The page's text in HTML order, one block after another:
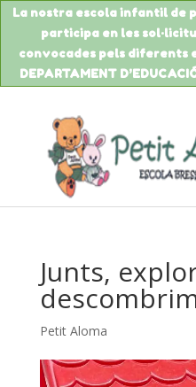
La nostra escola infantil de
participa en les
convocades pels diferents
DEPARTAMENT
Junts,
Petit Aloma